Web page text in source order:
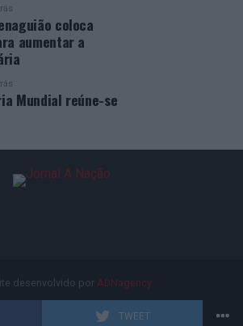
TWEET
lhes os maiores sucessos pessoais,
convicta de que este diploma
novas oportunidades e novos
coloca
aumentar a
Mundial reúne-se
desenvolvido por ADNagency